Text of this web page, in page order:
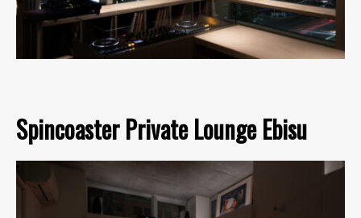
Spincoaster Private Lounge Ebisu